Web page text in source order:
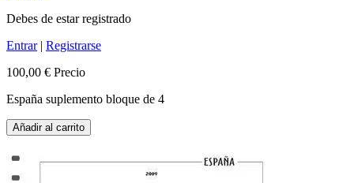
Debes de estar registrado
Entrar| Registrarse
100,00 € Precio
España suplemento bloque de 4
Añadir al carrito